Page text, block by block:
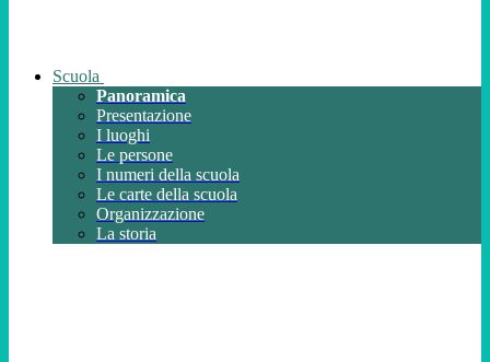
Scuola
Panoramica
Presentazione
I luoghi
Le persone
I numeri della scuola
Le carte della scuola
Organizzazione
La storia